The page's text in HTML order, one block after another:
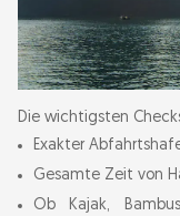
Die wichtigsten
Exakter
Gesamte Zeit von
Ob Kajak,